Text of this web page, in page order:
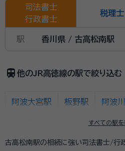
司法書士
行政書士
税理士
駅 香川県 / 古高松南駅
train 他のJR高徳線の駅で絞り込む
すべての駅を
阿波大宮駅 板野駅 阿波
吉成駅
高松/高松築港駅 昭和町駅
古高松南駅の相続に強い司法書士/行